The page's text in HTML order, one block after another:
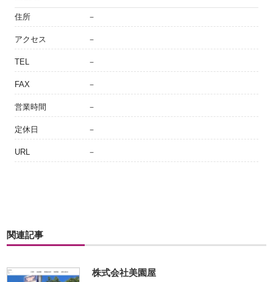
住所 －
アクセス －
TEL －
FAX －
営業時間 －
定休日 －
URL －
関連記事
株式会社美園屋